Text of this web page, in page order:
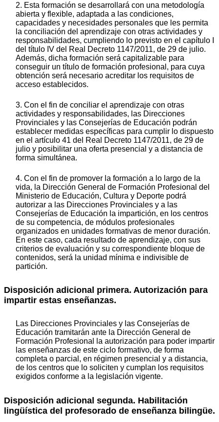
2. Esta formación se desarrollará con una metodología
abierta y flexible, adaptada a las condiciones,
capacidades y necesidades personales que les permita
la conciliación del aprendizaje con otras actividades y
responsabilidades, cumpliendo lo previsto en el capítulo I
del título IV del Real Decreto 1147/2011, de 29 de julio.
Además, dicha formación será capitalizable para
conseguir un título de formación profesional, para cuya
obtención será necesario acreditar los requisitos de
acceso establecidos.
3. Con el fin de conciliar el aprendizaje con otras
actividades y responsabilidades, las Direcciones
Provinciales y las Consejerías de Educación podrán
establecer medidas específicas para cumplir lo dispuesto
en el artículo 41 del Real Decreto 1147/2011, de 29 de
julio y posibilitar una oferta presencial y a distancia de
forma simultánea.
4. Con el fin de promover la formación a lo largo de la
vida, la Dirección General de Formación Profesional del
Ministerio de Educación, Cultura y Deporte podrá
autorizar a las Direcciones Provinciales y a las
Consejerías de Educación la impartición, en los centros
de su competencia, de módulos profesionales
organizados en unidades formativas de menor duración.
En este caso, cada resultado de aprendizaje, con sus
criterios de evaluación y su correspondiente bloque de
contenidos, será la unidad mínima e indivisible de
partición.
Disposición adicional primera. Autorización para
impartir estas enseñanzas.
Las Direcciones Provinciales y las Consejerías de
Educación tramitarán ante la Dirección General de
Formación Profesional la autorización para poder impartir
las enseñanzas de este ciclo formativo, de forma
completa o parcial, en régimen presencial y a distancia,
de los centros que lo soliciten y cumplan los requisitos
exigidos conforme a la legislación vigente.
Disposición adicional segunda. Habilitación
lingüística del profesorado de enseñanza bilingüe.